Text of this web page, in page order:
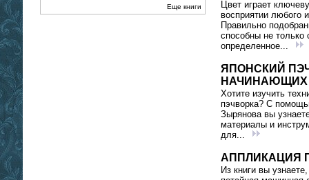
Еще книги
Цвет играет
восприятии любого
Правильно
способны не только
определенное...
ЯПОНСКИЙ
НАЧИНАЮЩИХ
Хотите изучить
пэчворка? С
Зырянова вы
материалы и
для...
АППЛИКАЦИЯ
Из книги вы